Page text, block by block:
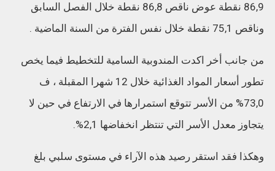
86,9 نقطة عوض ناقص 86,8 نقطة خلال الفصل السابق
وناقص 75,1 نقطة خلال نفس الفترة من السنة الماضية .
من جانب أخر اكدت المندوبية السامية للتخطيط فيما يخص
تطور أسعار المواد الغذائية خلال 12 شهرا المقبلة ، ف
73,0% من الأسر تتوقع استمرارها في الارتفاع في حين لا
يتجاوز معدل الأسر التي تنتظر انخفاضها 2,1%.
وهكذا فقد استقر رصيد هذه الآراء في مستوى سلبي بلغ